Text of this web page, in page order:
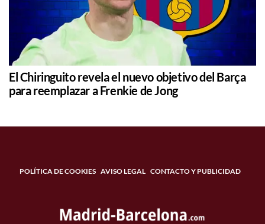
El Chiringuito revela el nuevo objetivo del Barça
para reemplazar a Frenkie de Jong
POLÍTICA DE COOKIES AVISO LEGAL CONTACTO Y PUBLICIDAD